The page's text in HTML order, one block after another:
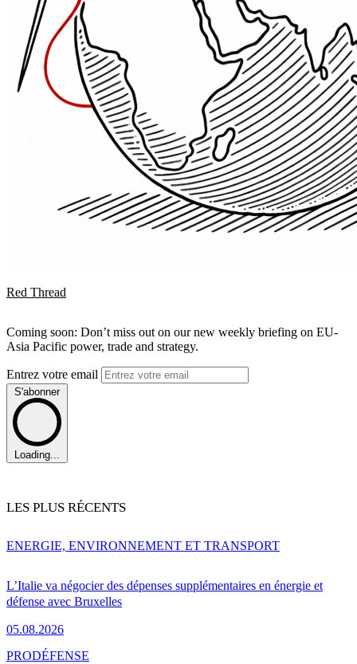
Red Thread
Coming soon: Don’t miss out on our new weekly briefing on EU-
Asia Pacific power, trade and strategy.
Entrez votre email
S'abonner
Loading...
LES PLUS RÉCENTS
L’Italie va négocier des dépenses supplémentaires en énergie et
défense avec Bruxelles
05.08.2026
ENERGIE, ENVIRONNEMENT ET TRANSPORT
PRODÉFENSE